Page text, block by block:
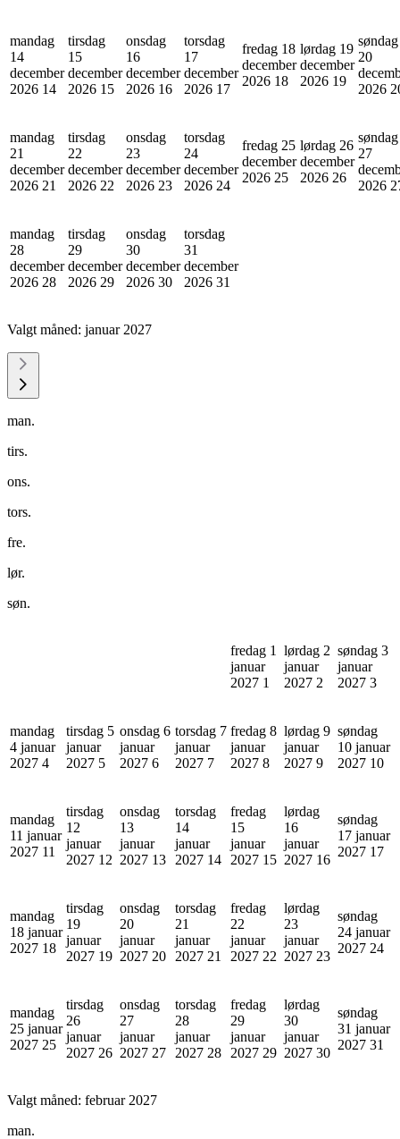
mandag
14
december
2026 14
tirsdag
15
december
2026 15
onsdag
16
december
2026 16
torsdag
17
december
2026 17
fredag 18
december
2026 18
lørdag 19
december
2026 19
søndag
20
2026
mandag
21
december
2026 21
tirsdag
22
december
2026 22
onsdag
23
december
2026 23
torsdag
24
december
2026 24
fredag 25
december
2026 25
lørdag 26
december
2026 26
søndag
27
2026
mandag
28
december
2026 28
tirsdag
29
december
2026 29
onsdag
30
december
2026 30
torsdag
31
december
2026 31
Valgt måned: januar 2027
man.
tirs.
ons.
tors.
fre.
lør.
søn.
fredag 1
januar
2027 1
lørdag 2
januar
2027 2
søndag 3
januar
2027 3
mandag
4 januar
2027 4
tirsdag 5
januar
2027 5
onsdag 6
januar
2027 6
torsdag 7
januar
2027 7
fredag 8
januar
2027 8
lørdag 9
januar
2027 9
søndag
10 januar
2027 10
mandag
11 januar
2027 11
tirsdag
12
januar
2027 12
onsdag
13
januar
2027 13
torsdag
14
januar
2027 14
fredag
15
januar
2027 15
lørdag
16
januar
2027 16
søndag
17 januar
2027 17
mandag
18 januar
2027 18
tirsdag
19
januar
2027 19
onsdag
20
januar
2027 20
torsdag
21
januar
2027 21
fredag
22
januar
2027 22
lørdag
23
januar
2027 23
søndag
24 januar
2027 24
mandag
25 januar
2027 25
tirsdag
26
januar
2027 26
onsdag
27
januar
2027 27
torsdag
28
januar
2027 28
fredag
29
januar
2027 29
lørdag
30
januar
2027 30
søndag
31 januar
2027 31
Valgt måned: februar 2027
man.